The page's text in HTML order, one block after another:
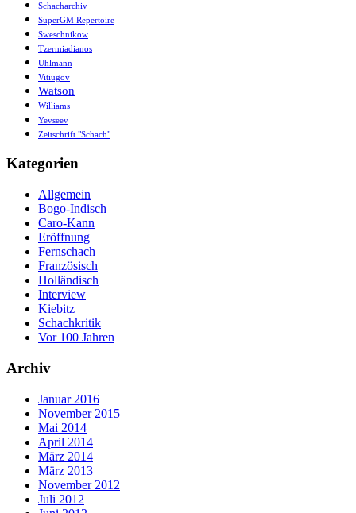
Schacharchiv
SuperGM Repertoire
Sweschnikow
Tzermiadianos
Uhlmann
Vitiugov
Watson
Williams
Yevseev
Zeitschrift "Schach"
Kategorien
Allgemein
Bogo-Indisch
Caro-Kann
Eröffnung
Fernschach
Französisch
Holländisch
Interview
Kiebitz
Schachkritik
Vor 100 Jahren
Archiv
Januar 2016
November 2015
Mai 2014
April 2014
März 2014
März 2013
November 2012
Juli 2012